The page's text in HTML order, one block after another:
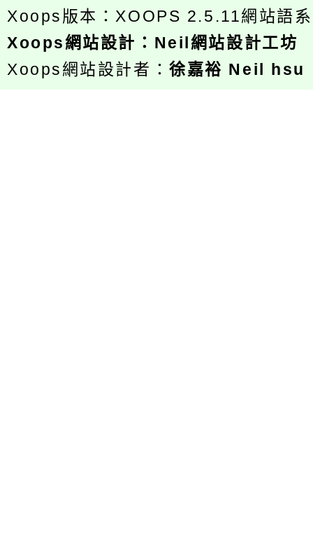
Xoops版本： XOOPS 2.5.11網站語
Xoops網站設計 ： Neil網站設計工坊
Xoops網站設計者：徐嘉裕 Neil hsu